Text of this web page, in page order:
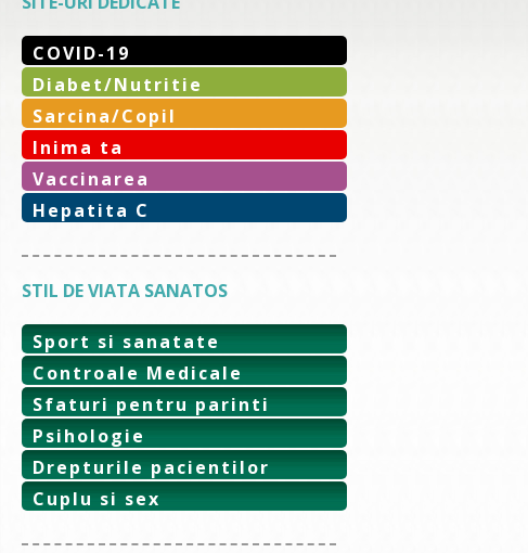
COVID-19
Diabet/Nutritie
Sarcina/Copil
Inima ta
Vaccinarea
Hepatita C
STIL DE VIATA SANATOS
Sport si sanatate
Controale Medicale
Sfaturi pentru parinti
Psihologie
Drepturile pacientilor
Cuplu si sex